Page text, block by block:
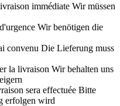
immédiate Wir müssen
d'urgence Wir benötigen die
convenu Die Lieferung muss
la livraison Wir behalten uns
sera effectuée Bitte
erfolgen wird